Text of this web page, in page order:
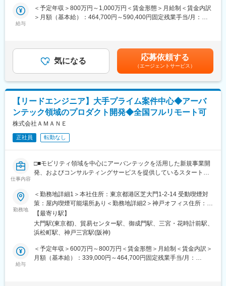
の視点ももったエンジニアを目指していただきたいと思っていま
す。
とえばビジネス領域でコンサルタントやビジネスプロデューサー
を目指す、アナリティクスチームで分析基盤をデザインしていく
など、ご自身の興味関心ある分野でプロフェッショナルを目指す
変更の範囲：会社の定める業務
当社のさらなる成長を、事業開発の面から推進していただきま
す。
アーバンテックを活用した幅広い新規事業の企画、開発、顧客候
■業務詳細：
モビリティ業界やインフラ企業など、主にエンタープライズ向け
プロジェクトにおいて、技術面からチームをリードしプロジェク
◇プロジェクト全体の技術選定や設計方針の策定
◇クライアントニーズやプロジェクト要件に応じた最適なソリュ
ーションの提案
◇開発プロセスの進捗管理、課題解決、品質管理
■ポジションの特徴：
ケーションをとりながら、5名程度のチームでプロダクト開発をリ
ードいただくポジションです。
■クライアント：
交通事業者や自動車業界関連の企業を中心に、自治体やインフラ
企業等、幅広いクライアントとかかわります。
※基本的に大手のプライム案件です。
・モビリティハブの運営・回遊性向上など、モビリティにかかわ
る自社サービス開発
給与
＜予定年収＞800万円～1,000万円＜賃金形態＞月給制＜賃金内訳
＞月額（基本給）：464,700円～590,400円固定残業手当/月：
経験・スキル等を考慮した上で決定いたします。■昇給：年1回／
人事評価制度による■決算賞与：業績による■その他寸志などあり
賃金はあくまでも目安の金額であり、選考を通じて上下する可能
性があります。月給(月額)は固定手当を含めた表記です。
気になる 応募依頼する
（エージェントサービス）
【リードエンジニア】大手プライム案件中心◆アーバ
ンテック領域のプロダクト開発◆全国フルリモート可
株式会社ＡＭＡＮＥ
正社員 転勤なし
仕事内容
□■モビリティ領域を中心にアーバンテックを活用した新規事業開
発、およびコンサルティングサービスを提供しているスタートア
◎大型・新規事業に携わることができる
◎クライアント伴走支援に携わることができる
■業務概要：
当社のさらなる成長を、事業開発の面から推進していただきま
す。
アーバンテックを活用した幅広い新規事業の企画、開発、顧客候
補への提案から、プロジェクト推進までをリードいただきます。
勤務地
＜勤務地詳細1＞本社住所：東京都港区芝大門1-2-14 受動喫煙対
策：屋内喫煙可能場所あり＜勤務地詳細2＞神戸オフィス住所：兵
庫県神戸市中央区磯辺通3-1-2 受動喫煙対策：屋内喫煙可能場所あ
り変更の範囲：会社の定める事業所（リモートワーク含む）
【最寄り駅】
大門駅(東京都)、貿易センター駅、御成門駅、三宮・花時計前駅、
浜松町駅、神戸三宮駅(阪神)
給与
＜予定年収＞600万円～800万円＜賃金形態＞月給制＜賃金内訳＞
月額（基本給）：339,000円～464,700円固定残業手当/月：